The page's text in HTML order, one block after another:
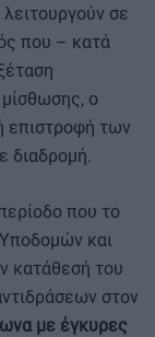
σε
που – κατά
ο
επιστροφή των
διαδρομή.
που το
και
κατάθεσή του
στον
με έγκυρες